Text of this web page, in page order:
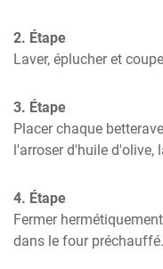
2. Étape
Laver, éplucher et
3. Étape
Placer chaque
l'arroser d'huile d'olive,
4. Étape
Fermer
dans le four préchauffé.